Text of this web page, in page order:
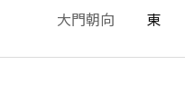
大門朝向 東